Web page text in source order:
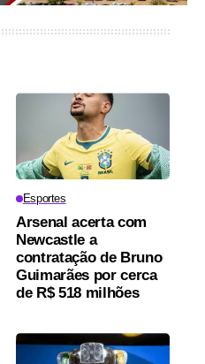
Esportes
Arsenal acerta com
Newcastle a
contratação de Bruno
Guimarães por cerca
de R$ 518 milhões